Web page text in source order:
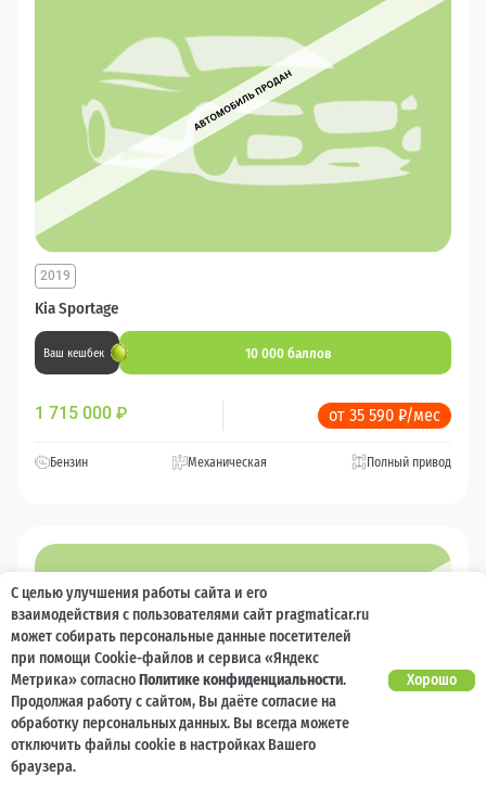
Kia Sportage
2019
Ваш кешбек 10 000 баллов
1 715 000 ₽ от 35 590 ₽/мес
Бензин Механическая Полный привод
С целью улучшения работы сайта и его
взаимодействия с пользователями сайт pragmaticar.ru
может собирать персональные данные посетителей
при помощи Cookie-файлов и сервиса «Яндекс
Метрика» согласноПолитике конфиденциальности.
Продолжая работу с сайтом, Вы даёте согласие на
обработку персональных данных. Вы всегда можете
отключить файлы cookie в настройках Вашего
браузера.
Хорошо